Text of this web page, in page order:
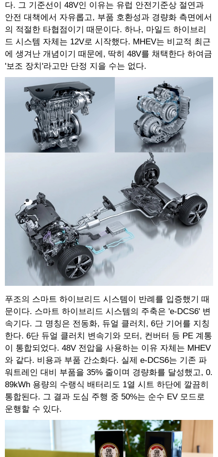
다. 그 기준선이 48V인 이유는 유럽 안전기준상 절연과
안전 대책에서 자유롭고, 부품 호환성과 경량화 측면에서
의 적절한 타협점이기 때문이다. 하나, 마일드 하이브리
드 시스템 자체는 12V로 시작했다. MHEV는 비교적 최근
에 생겨난 개념이기 때문에, 딱히 48V를 채택한다 하여금
'보조 장치'라고만 단정 지을 수는 없다.
푸조의 스마트 하이브리드 시스템이 반례를 입증했기 때
문이다. 스마트 하이브리드 시스템의 주축은 'e-DCS6' 변
속기다. 그 명칭은 전동화, 듀얼 클러치, 6단 기어를 지칭
한다. 6단 듀얼 클러치 변속기와 모터, 컨버터 등 PE 계통
이 통합되었다. 48V 전압을 사용하는 이유 자체는 MHEV
와 같다. 비용과 부품 간소화다. 실제 e-DCS6는 기존 파
워트레인 대비 부품을 35% 줄이며 경량화를 달성했고, 0.
89kWh 용량의 수랭식 배터리도 1열 시트 하단에 깔끔히
통합된다. 그 결과 도심 주행 중 50%는 순수 EV 모드로
운행할 수 있다.